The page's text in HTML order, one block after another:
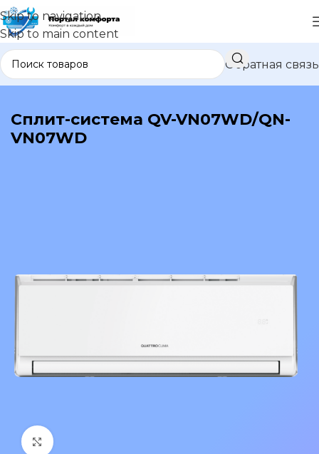
Skip to navigation
Skip to main content
Обратная связь
В каталог
Сплит-система QV-VN07WD/QN-
VN07WD
Нажмите, чтобы увеличить изображение